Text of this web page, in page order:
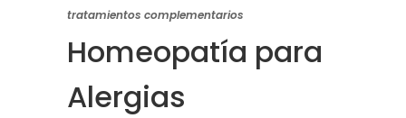
tratamientos complementarios
Homeopatía para
Alergias